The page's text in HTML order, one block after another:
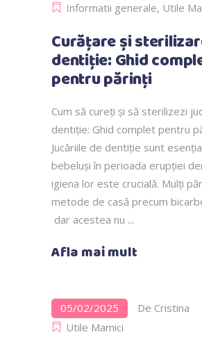
Informatii generale, Utile
Curățare și
dentiție: Ghid
pentru părinți
Cum să cureți și să sterilizezi
dentiție: Ghid complet pentru
Jucăriile de dentiție sunt
bebeluși în perioada erupției
igiena lor este crucială. Mulți
metode de casă precum
dar acestea nu
Afla mai mult
05/02/2025 De Cristina
Utile Mamici